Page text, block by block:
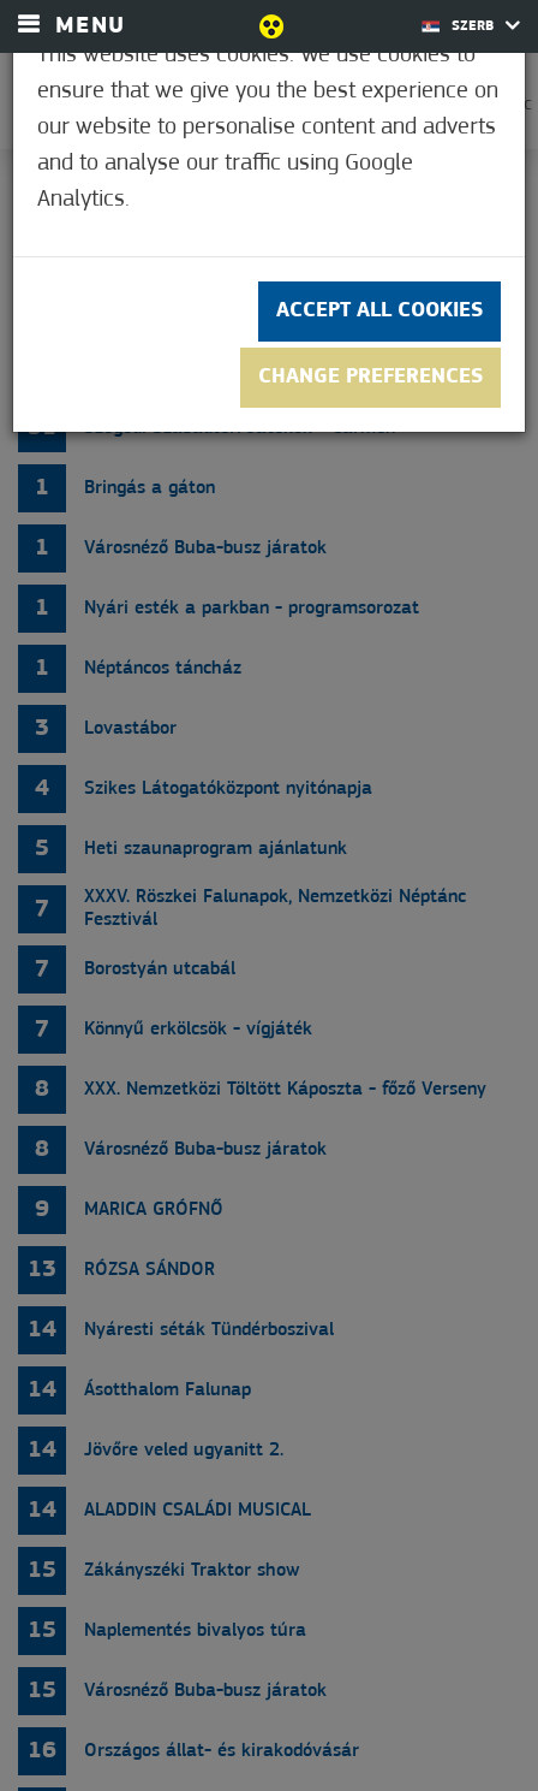
MENU SZERB
25,6°C
DOGAĐAJI/PROGRAMI
АВГУСТ
Heti szaunaprogram ajánlatunk
31 Szegedi Szabadtéri Játékok - Carmen
1 Bringás a gáton
1 Városnéző Buba-busz járatok
1 Nyári esték a parkban - programsorozat
1 Néptáncos táncház
3 Lovastábor
4 Szikes Látogatóközpont nyitónapja
5 Heti szaunaprogram ajánlatunk
7
XXXV. Röszkei Falunapok, Nemzetközi Néptánc
Fesztivál
7 Borostyán utcabál
7 Könnyű erkölcsök - vígjáték
8 XXX. Nemzetközi Töltött Káposzta - főző Verseny
8 Városnéző Buba-busz járatok
9 MARICA GRÓFNŐ
13 RÓZSA SÁNDOR
14 Nyáresti séták Tündérboszival
14 Ásotthalom Falunap
14 Jövőre veled ugyanitt 2.
14 ALADDIN CSALÁDI MUSICAL
15 Zákányszéki Traktor show
15 Naplementés bivalyos túra
15 Városnéző Buba-busz járatok
16 Országos állat- és kirakodóvásár
This website uses cookies. We use cookies to
ensure that we give you the best experience on
our website to personalise content and adverts
and to analyse our traffic using Google
Analytics.
ACCEPT ALL COOKIES
CHANGE PREFERENCES